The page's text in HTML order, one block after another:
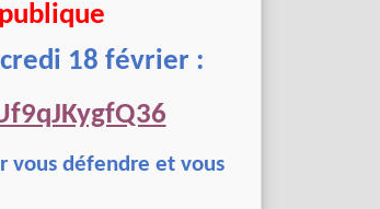
18 février :
vous défendre et vous